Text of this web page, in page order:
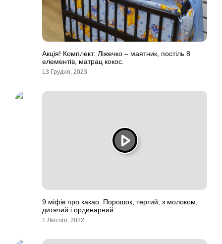
Акція! Комплект: Ліжечко – маятник, постіль 8
елементів, матрац кокос.
13 Грудня, 2023
9 міфів про какао. Порошок, тертий, з молоком,
дитячий і ординарний
1 Лютого, 2022